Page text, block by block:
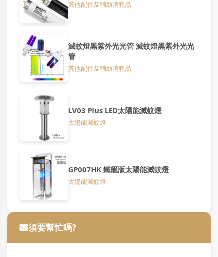
其他配件及輔助消耗品
滅蚊燈黑紫外光光管 滅蚊燈黑紫外光光
管
其他配件及輔助消耗品
LV03 Plus LED太陽能滅蚊燈
太陽能滅蚊燈
GP007HK 鐵籠版太陽能滅蚊燈
太陽能滅蚊燈
須要幫忙嗎?